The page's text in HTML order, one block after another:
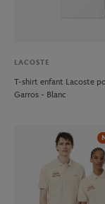
LACOSTE
T-shirt enfant Lacoste
Garros - Blanc